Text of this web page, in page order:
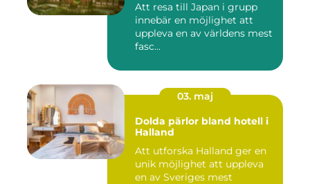
Att resa till Japan i grupp
innebär en möjlighet att
uppleva en av världens mest
fasc...
03. maj
Dolda pärlor bland hotell i
Halland
Att utforska Halland ger en
unik möjlighet att uppleva
en av Sveriges mest